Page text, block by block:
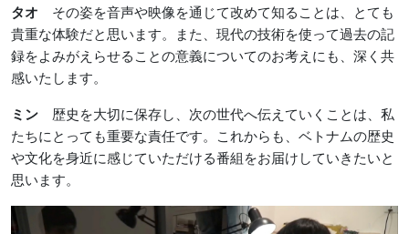
タオ その姿を音声や映像を通じて改めて知ることは、とても
貴重な体験だと思います。また、現代の技術を使って過去の記
録をよみがえらせることの意義についてのお考えにも、深く共
感いたします。
ミン 歴史を大切に保存し、次の世代へ伝えていくことは、私
たちにとっても重要な責任です。これからも、ベトナムの歴史
や文化を身近に感じていただける番組をお届けしていきたいと
思います。